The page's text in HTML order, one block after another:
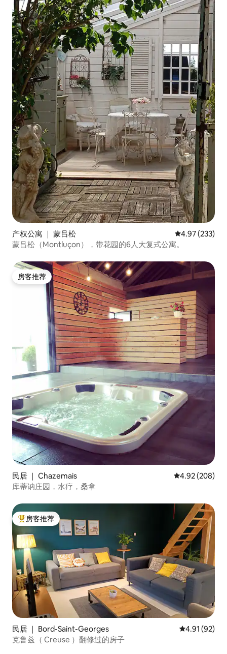
产权公寓 ｜ 蒙吕松 平均评分 4.97
4.97 (233)
蒙吕松（Montluçon），带花园的6人大复式公寓。
房客推荐
房客推荐
民居 ｜ Chazemais 平均评分 4.92
4.92 (208)
库蒂讷庄园，水疗，桑拿
热门「房客推荐」
房客推荐
民居 ｜ Bord-Saint-Georges 平均评分
4.91 (92)
克鲁兹（ Creuse ）翻修过的房子